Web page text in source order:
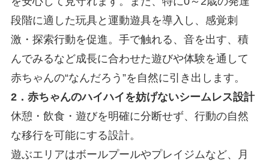
段階に適した玩具と運動遊具を導入し、感覚刺
激・探索行動を促進。手で触れる、音を出す、積
んでみるなど成長に合わせた遊びや体験を通して
赤ちゃんの“なんだろう”を自然に引き出します。
2．赤ちゃんのハイハイを妨げないシームレス設計
休憩・飲食・遊びを明確に分断せず、行動の自然
な移行を可能にする設計。
遊ぶエリアはボールプールやプレイジムなど、月